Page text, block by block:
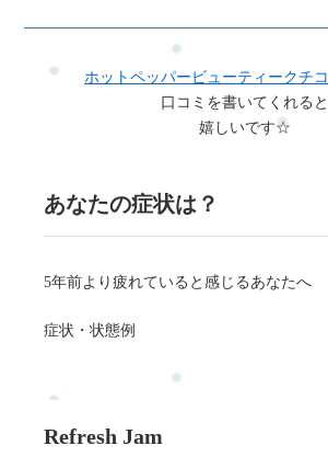
ホットペッパービューティークチ
口コミを書いてくれると
嬉しいです☆
あなたの症状は？
5年前より疲れていると感じるあなたへ
症状・状態例
Refresh Jam